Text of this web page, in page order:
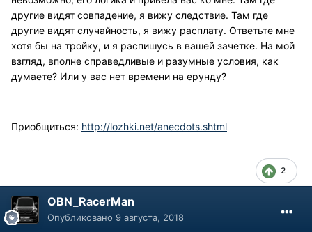
другие видят совпадение, я вижу следствие. Там где
другие видят случайность, я вижу расплату. Ответьте мне
хотя бы на тройку, и я распишусь в вашей зачетке. На мой
взгляд, вполне справедливые и разумные условия, как
думаете? Или у вас нет времени на ерунду?
Приобщиться: http://lozhki.net/anecdots.shtml
2
OBN_RacerMan
Опубликовано 9 августа, 2018